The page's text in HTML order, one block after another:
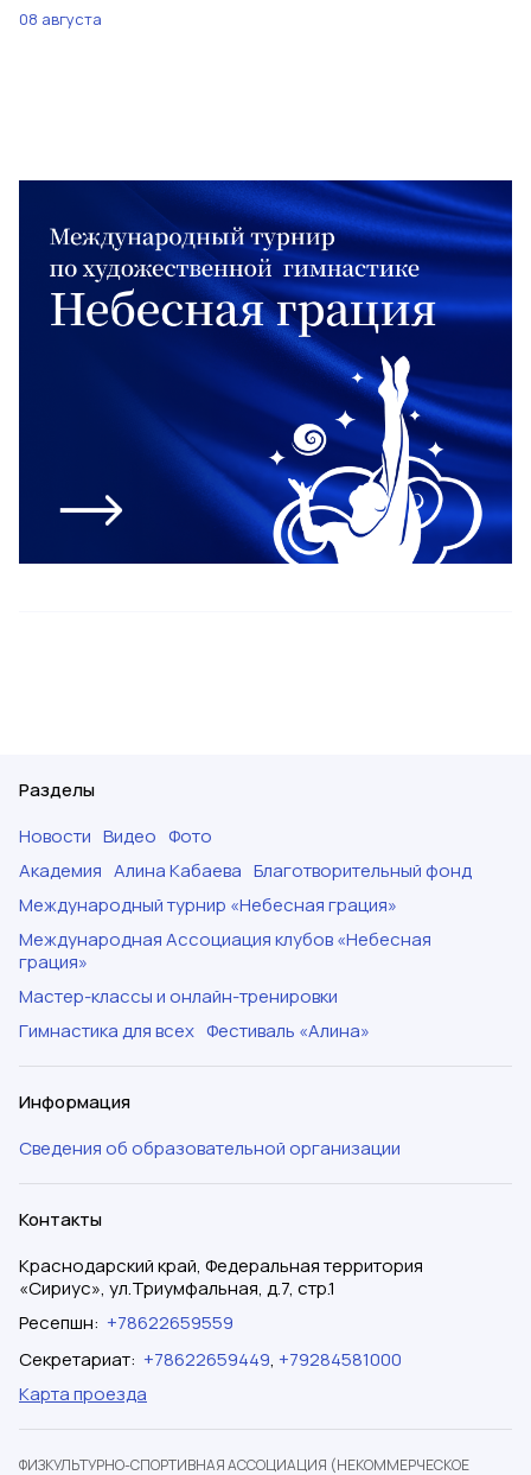
08 августа
Разделы
Новости Видео Фото
Академия Алина Кабаева Благотворительный фонд
Международный турнир «Небесная грация»
Международная Ассоциация клубов «Небесная
грация»
Мастер-классы и онлайн-тренировки
Гимнастика для всех Фестиваль «Алина»
Информация
Сведения об образовательной организации
Контакты
Краснодарский край, Федеральная территория
«Сириус», ул.Триумфальная, д.7, стр.1
Ресепшн: +78622659559
Секретариат: +78622659449, +79284581000
Карта проезда
ФИЗКУЛЬТУРНО-СПОРТИВНАЯ АССОЦИАЦИЯ (НЕКОММЕРЧЕСКОЕ